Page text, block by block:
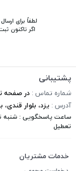
لطفاً برای
اگر تاکنون
پشتیبانی
شماره تماس : در صفحه
آدرس : یزد، بلوار
تعطیل
خدمات مشتریان